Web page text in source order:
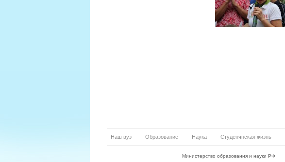
Наш вуз Образование Наука Студенчнская жизнь
Министерство образования и науки РФ